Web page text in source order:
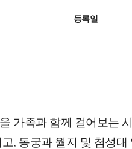
등록일
가족과 함께 걸어보는
, 동궁과 월지 및 첨성